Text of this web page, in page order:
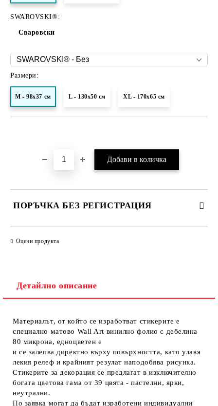
SWAROVSKI®:
Сваровски
Размери:
M - 98x37 см L - 130x50 см XL - 170х65 см
ПОРЪЧКА БЕЗ РЕГИСТРАЦИЯ
Ние ще се свържем с вас в рамките на работния ден.
Оцени продукта
Детайлно описание
Материалът, от който се изработват стикерите е
специално матово Wall Art винилно фолио с дебелина
80 микрона, едноцветен е
и се залепва директно върху повърхността, като улавя
лекия релеф и крайният резулат наподобява рисунка.
Стикерите за декорация се предлагат в изключително
богата цветова гама от 39 цвятa - пастелни, ярки,
неутрални.
По заявка могат да бъдат изработени индивидуални